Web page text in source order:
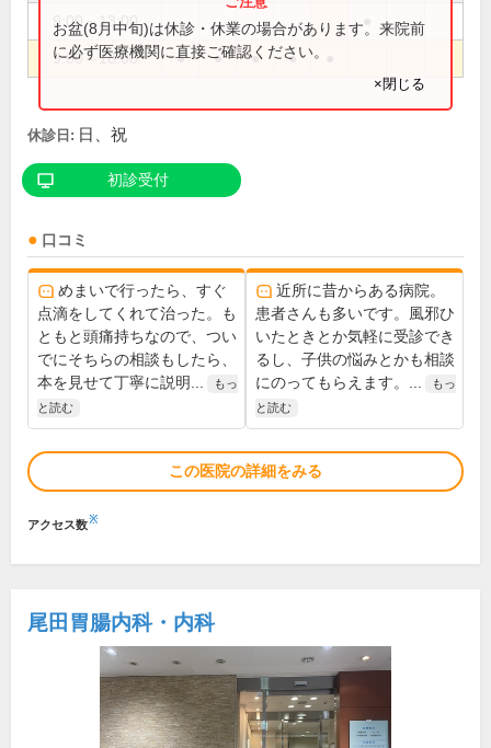
9:00～13:00
9:00～18:00 ● ● ● ●
お盆(8月中旬)は休診・休業の場合があります。来院前
に必ず医療機関に直接ご確認ください。
×閉じる
休診日: 日、祝
初診受付
口コミ
めまいで行ったら、すぐ
点滴をしてくれて治った。も
ともと頭痛持ちなので、つい
でにそちらの相談もしたら、
本を見せて丁寧に説明...
もっ
と読む
近所に昔からある病院。
患者さんも多いです。風邪ひ
いたときとか気軽に受診でき
るし、子供の悩みとかも相談
にのってもらえます。...
もっ
と読む
この医院の詳細をみる
アクセス数※
尾田胃腸内科・内科